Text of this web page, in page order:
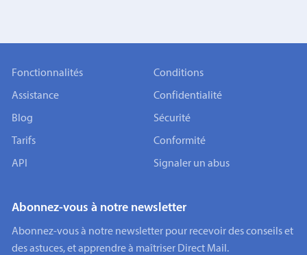
Fonctionnalités
Assistance
Blog
Tarifs
API
Conditions
Confidentialité
Sécurité
Conformité
Signaler un abus
Abonnez-vous à notre newsletter
Abonnez-vous à notre newsletter pour recevoir des conseils et
des astuces, et apprendre à maîtriser Direct Mail.